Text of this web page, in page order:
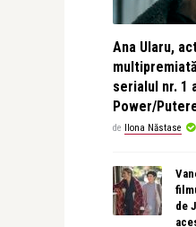
Ana Ularu,
serialul nr. 1
Power/
de Ilona Năstase
de